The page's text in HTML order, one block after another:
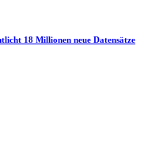
18 Millionen neue Datensätze